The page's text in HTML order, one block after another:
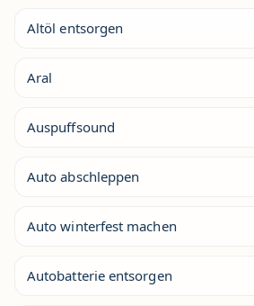
Altöl entsorgen
Aral
Auspuffsound
Auto abschleppen
Auto winterfest machen
Autobatterie entsorgen